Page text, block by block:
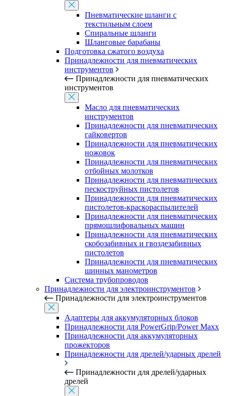
Пневматические шланги с
текстильным слоем
Спиральные шланги
Шланговые барабаны
Подготовка сжатого воздуха
Принадлежности для пневматических
инструментов
Принадлежности для пневматических
инструментов
Масло для пневматических
инструментов
Принадлежности для пневматических
гайковертов
Принадлежности для пневматических
ножовок
Принадлежности для пневматических
отбойных молотков
Принадлежности для пневматических
пескоструйных пистолетов
Принадлежности для пневматических
пистолетов-краскораспылителей
Принадлежности для пневматических
прямошлифовальных машин
Принадлежности для пневматических
скобозабивных и гвоздезабивных
пистолетов
Принадлежности для пневматических
шинных манометров
Система трубопроводов
Принадлежности для электроинструментов
Принадлежности для электроинструментов
Адаптеры для аккумуляторных блоков
Принадлежности для PowerGrip/Power Maxx
Принадлежности для аккумуляторных
прожекторов
Принадлежности для дрелей/ударных дрелей
Принадлежности для дрелей/ударных
дрелей